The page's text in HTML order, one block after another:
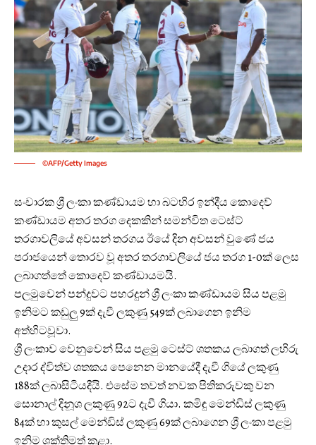
©AFP/Getty Images
සංචාරක ශ්‍රී ලංකා කණ්ඩායම හා බටහිර ඉන්දීය කොදෙව්
කණ්ඩායම අතර තරග දෙකකින් සමන්විත ටෙස්ට්
තරගාවලියේ අවසන් තරගය ඊයේ දින අවසන් වුණේ ජය
පරාජයෙන් තොරව වූ අතර තරගාවලියේ ජය තරග 1-0ක් ලෙස
ලබාගත්තේ කොදෙව් කණ්ඩායමයි.
පලමුවෙන් පන්දුවට පහරදුන් ශ්‍රී ලංකා කණ්ඩායම සිය පළමු
ඉනිමට කඩුලු 9ක් දැවී ලකුණු 549ක් ලබාගෙන ඉනිම
අත්හිටවූවා.
ශ්‍රී ලංකාව වෙනුවෙන් සිය පළමු ටෙස්ට් ශතකය ලබාගත් ලහිරු
උදාර ද්විත්ව ශතකය පෙනෙන මානයේදී දැවී ගියේ ලකුණු
188ක් ලබාසිටියදීයි. එසේම තවත් නවක පිතිකරුවකු වන
සොනාල් දිනූශ ලකුණු 92ට දැවී ගියා. කමිඳු මෙන්ඩිස් ලකුණු
84ක් හා කුසල් මෙන්ඩිස් ලකුණු 69ක් ලබාගෙන ශ්‍රී ලංකා පළමු
ඉනිම ශක්තිමත් කළා.